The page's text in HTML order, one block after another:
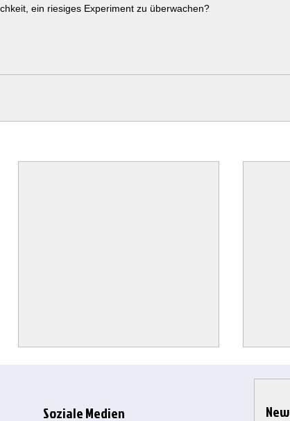
ein riesiges Experiment zu überwachen?
Soziale Medien